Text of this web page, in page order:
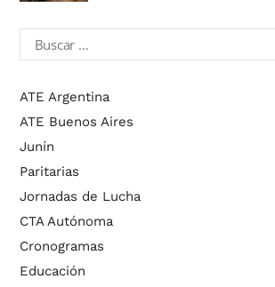
ATE Argentina
ATE Buenos Aires
Junín
Paritarias
Jornadas de Lucha
CTA Autónoma
Cronogramas
Educación